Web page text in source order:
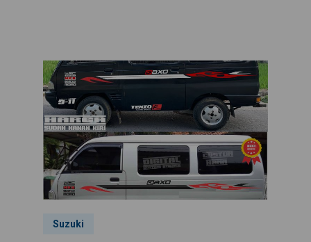
Suzuki